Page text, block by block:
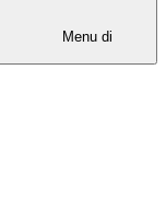
Menu di